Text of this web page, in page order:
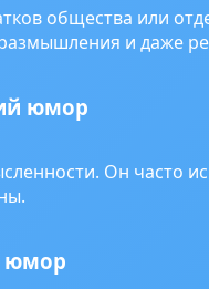
общества или
и даже
юмор
Он часто
юмор